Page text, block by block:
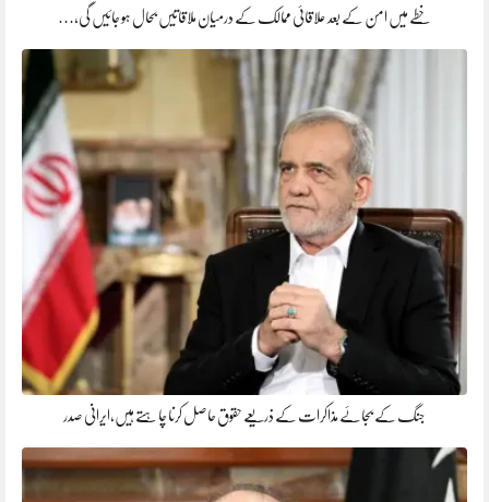
خطے میں امن کے بعد علاقائی ممالک کے درمیان ملاقاتیں بحال ہو جائیں گی،…
جنگ کے بجائے مذاکرات کے ذریعے حقوق حاصل کرنا چاہتے ہیں،ایرانی صدر